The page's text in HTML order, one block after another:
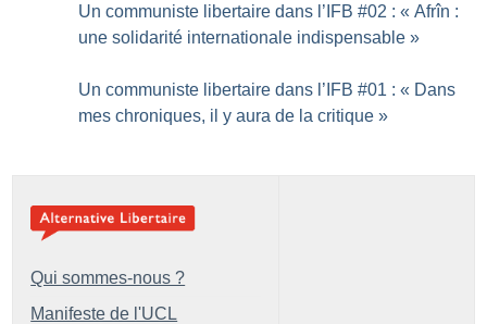
Un communiste libertaire dans l’IFB #02 : « Afrîn :
une solidarité internationale indispensable »
Un communiste libertaire dans l’IFB #01 : « Dans
mes chroniques, il y aura de la critique »
Qui sommes-nous ?
Manifeste de l'UCL